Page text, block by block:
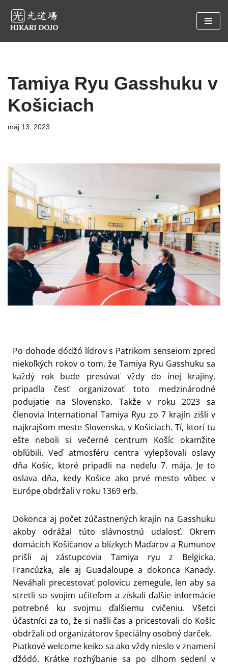
Preskočiť
na
Tamiya Ryu Gasshuku v
Košiciach
máj 13, 2023
Po dohode dódžó lídrov s Patrikom senseiom zpred
niekoľkých rokov o tom, že Tamiya Ryu Gasshuku sa
každý rok bude presúvať vždy do inej krajiny,
pripadla česť organizovať toto medzinárodné
podujatie na Slovensko. Takže v roku 2023 sa
členovia International Tamiya Ryu zo 7 krajín zišli v
najkrajšom meste Slovenska, v Košiciach. Tí, ktorí tu
ešte neboli si večerné centrum Košíc okamžite
obľúbili. Veď atmosféru centra vylepšovali oslavy
dňa Košíc, ktoré pripadli na nedeľu 7. mája. Je to
oslava dňa, kedy Košice ako prvé mesto vôbec v
Európe obdržali v roku 1369 erb.
Dokonca aj počet zúčastnených krajín na Gasshuku
akoby odrážal túto slávnostnú udalosť. Okrem
domácich Košičanov a blízkych Maďarov a Rumunov
prišli aj zástupcovia Tamiya ryu z Belgicka,
Francúzka, ale aj Guadaloupe a dokonca Kanady.
Neváhali precestovať polovicu zemegule, len aby sa
stretli so svojim učiteľom a získali ďalšie informácie
potrebné ku svojmu ďalšiemu cvičeniu. Všetci
účastníci za to, že si našli čas a pricestovali do Košíc
obdržali od organizátorov špeciálny osobný darček.
Piatkové welcome keiko sa ako vždy nieslo v znamení
džódó. Krátke rozhýbanie sa po dlhom sedení v